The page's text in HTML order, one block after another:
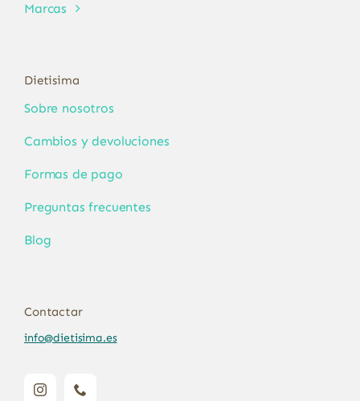
Marcas
Dietisima
Sobre nosotros
Cambios y devoluciones
Formas de pago
Preguntas frecuentes
Blog
Contactar
info@dietisima.es